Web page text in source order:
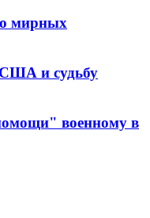
о мирных
США и судьбу
военному в